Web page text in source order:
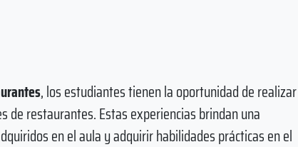
, los estudiantes tienen la oportunidad de realizar
restaurantes. Estas experiencias brindan una
en el aula y adquirir habilidades prácticas en el